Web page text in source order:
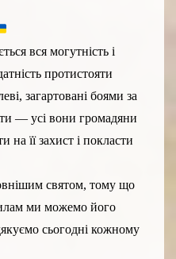
вся могутність і
протистояти
загартовані боями за
— усі вони громадяни
на її захист і покласти
святом, тому що
ми можемо його
сьогодні кожному